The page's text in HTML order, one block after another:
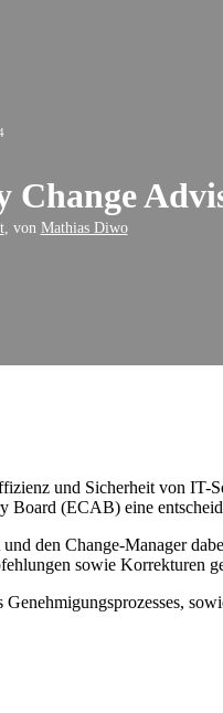
Change
, von Mathias Diwo
und Sicherheit von IT-
Board (ECAB) eine
den Change-Manager
sowie Korrekturen